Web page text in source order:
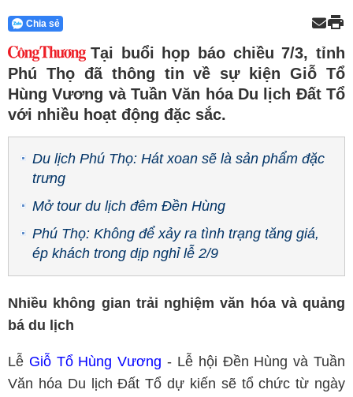
Chia sẻ
Tại buổi họp báo chiều 7/3, tỉnh
Phú Thọ đã thông tin về sự kiện Giỗ Tổ
Hùng Vương và Tuần Văn hóa Du lịch Đất Tổ
với nhiều hoạt động đặc sắc.
Du lịch Phú Thọ: Hát xoan sẽ là sản phẩm đặc
trưng
Mở tour du lịch đêm Đền Hùng
Phú Thọ: Không để xảy ra tình trạng tăng giá,
ép khách trong dịp nghỉ lễ 2/9
Nhiều không gian trải nghiệm văn hóa và quảng
bá du lịch
Lễ Giỗ Tổ Hùng Vương - Lễ hội Đền Hùng và Tuần
Văn hóa Du lịch Đất Tổ dự kiến sẽ tổ chức từ ngày